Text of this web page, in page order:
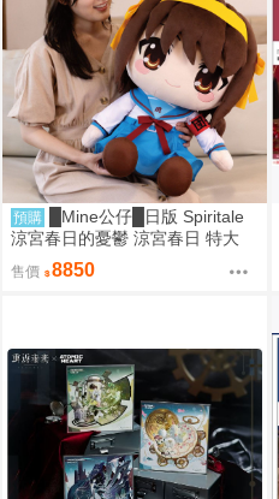
預購
█Mine公仔█日版 Spiritale
涼宮春日的憂鬱 涼宮春日 特大
娃娃 布偶 玩偶 60公分 TAITO
售價 8850